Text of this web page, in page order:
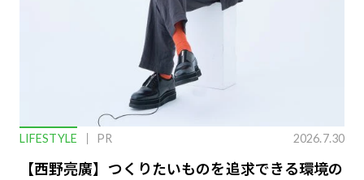
LIFESTYLE PR 2026.7.30
【西野亮廣】つくりたいものを追求できる環境の